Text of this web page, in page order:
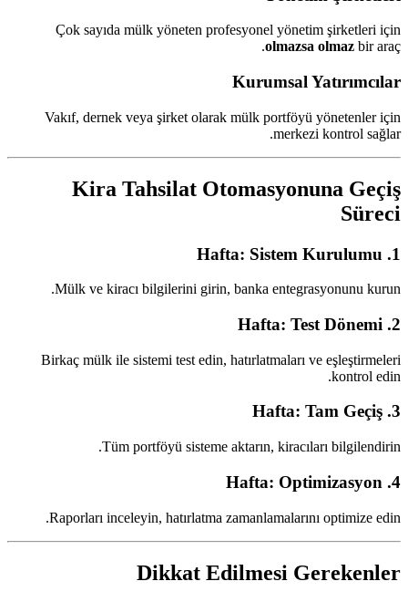
Çok sayıda mülk yöneten profesyonel yönetim şirketleri için
olmazsa olmaz bir araç.
Kurumsal Yatırımcılar
Vakıf, dernek veya şirket olarak mülk portföyü yönetenler için
merkezi kontrol sağlar.
Kira Tahsilat Otomasyonuna Geçiş
Süreci
1. Hafta: Sistem Kurulumu
Mülk ve kiracı bilgilerini girin, banka entegrasyonunu kurun.
2. Hafta: Test Dönemi
Birkaç mülk ile sistemi test edin, hatırlatmaları ve eşleştirmeleri
kontrol edin.
3. Hafta: Tam Geçiş
Tüm portföyü sisteme aktarın, kiracıları bilgilendirin.
4. Hafta: Optimizasyon
Raporları inceleyin, hatırlatma zamanlamalarını optimize edin.
Dikkat Edilmesi Gerekenler